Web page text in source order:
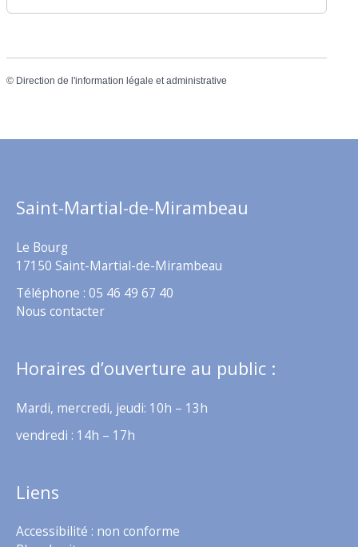
© Direction de l'information légale et administrative
Saint-Martial-de-Mirambeau
Le Bourg
17150 Saint-Martial-de-Mirambeau
Téléphone : 05 46 49 67 40
Nous contacter
Horaires d’ouverture au public :
Mardi, mercredi, jeudi: 10h – 13h
vendredi : 14h – 17h
Liens
Accessibilité : non conforme